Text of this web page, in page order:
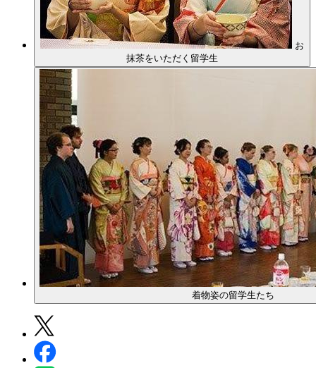
お
抹茶をいただく留学生
着物姿の留学生たち